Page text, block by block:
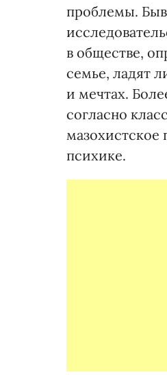
проблемы.
в обществе,
семье, ладят
и мечтах.
согласно
психике.